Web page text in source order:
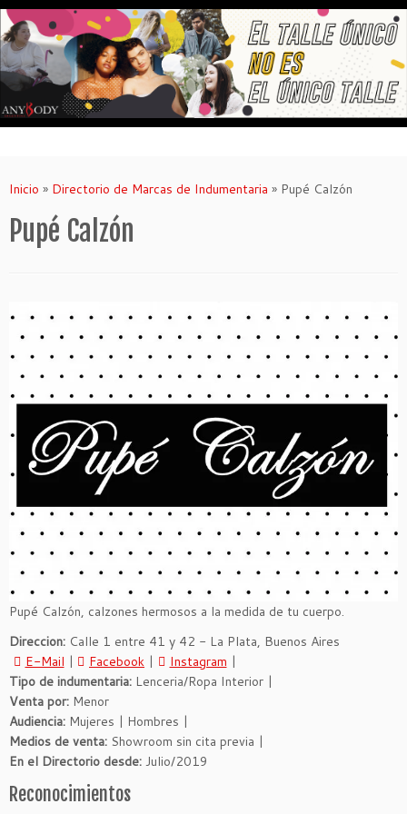
Saltar
al
contenido
Inicio » Directorio de Marcas de Indumentaria » Pupé Calzón
Pupé Calzón
Pupé Calzón, calzones hermosos a la medida de tu cuerpo.
Direccion: Calle 1 entre 41 y 42 - La Plata, Buenos Aires
E-Mail | Facebook | Instagram |
Tipo de indumentaria: Lenceria/Ropa Interior |
Venta por: Menor
Audiencia: Mujeres | Hombres |
Medios de venta: Showroom sin cita previa |
En el Directorio desde: Julio/2019
Reconocimientos